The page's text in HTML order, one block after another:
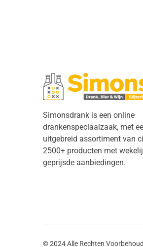
Simonsdrank is een online
drankenspeciaalzaak, met
uitgebreid assortiment van
2500+ producten met
geprijsde aanbiedingen.
© 2024 Alle Rechten